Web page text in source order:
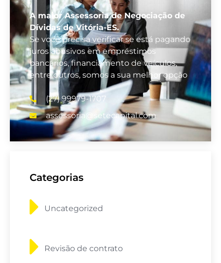
A maior Assessoria de Negociação de
Dívidas de Vitória-ES.
Se você precisa verificar se está pagando
juros abusivos em empréstimos
bancários, financiamento de veículos,
entre outros, somos a sua melhor opção
(27) 99979-1707
assessoria@setecapital.com
Categorias
Uncategorized
Revisão de contrato